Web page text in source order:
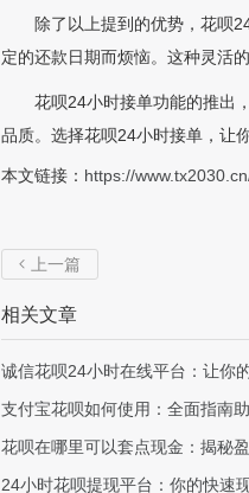
除了以上提到的优势，花呗
定的还款日期而烦恼。这种灵活
花呗24小时接单功能的推出
品质。选择花呗24小时接单，让
本文链接： https://
 上一篇
相关文章
诚信花呗24小时在线平台：让你
支付宝花呗如何使用：全面指南
花呗在哪里可以套点现金：揭秘
24小时花呗提现平台：你的快速